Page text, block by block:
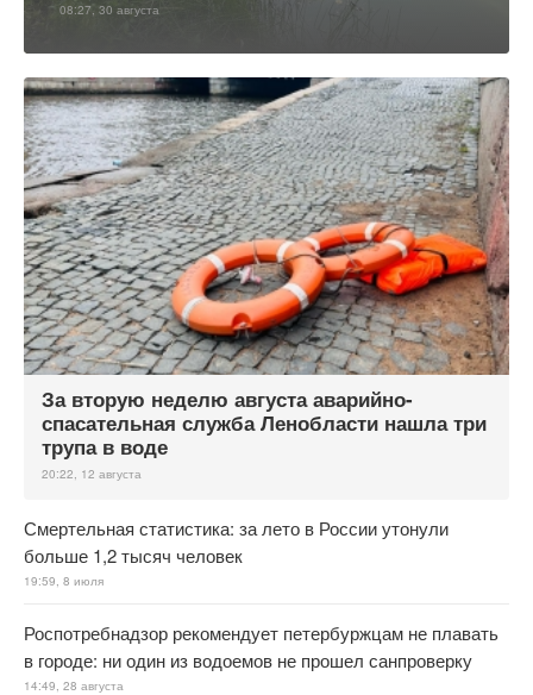
08:27, 30 августа
За вторую неделю августа аварийно-
спасательная служба Ленобласти нашла три
трупа в воде
20:22, 12 августа
Смертельная статистика: за лето в России утонули
больше 1,2 тысяч человек
19:59, 8 июля
Роспотребнадзор рекомендует петербуржцам не плавать
в городе: ни один из водоемов не прошел санпроверку
14:49, 28 августа